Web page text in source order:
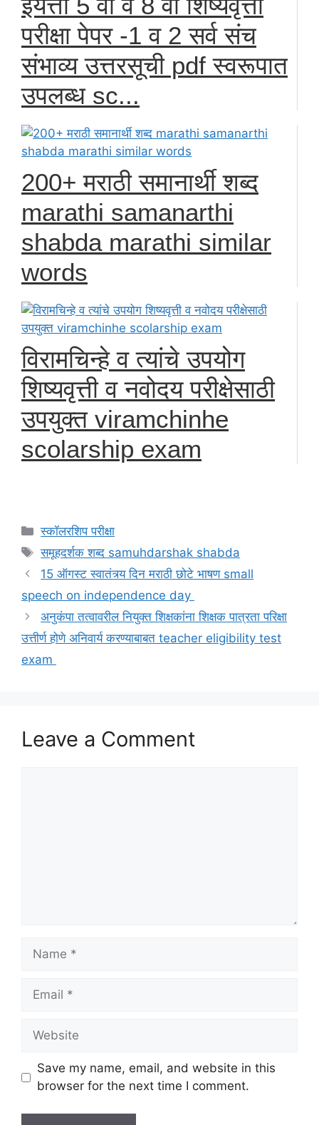
परीक्षा पेपर -1 व 2 सर्व संच
संभाव्य उत्तरसूची pdf स्वरूपात
उपलब्ध sc...
200+ मराठी समानार्थी शब्द
marathi samanarthi
shabda marathi similar
words
विरामचिन्हे व त्यांचे उपयोग
शिष्यवृत्ती व नवोदय परीक्षेसाठी
उपयुक्त viramchinhe
scolarship exam
Categories
स्कॉलरशिप परीक्षा
Tags
समूहदर्शक शब्द samuhdarshak shabda
15 ऑगस्ट स्वातंत्र्य दिन मराठी छोटे भाषण small
speech on independence day
अनुकंपा तत्वावरील नियुक्त शिक्षकांना शिक्षक पात्रता परिक्षा
उत्तीर्ण होणे अनिवार्य करण्याबाबत teacher eligibility test
exam
Leave a Comment
Name
Email
Website
Save my name, email, and website in this
browser for the next time I comment.